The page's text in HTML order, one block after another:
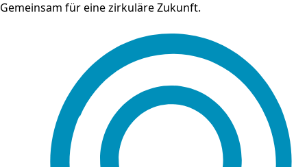
Gemeinsam für eine zirkuläre Zukunft.